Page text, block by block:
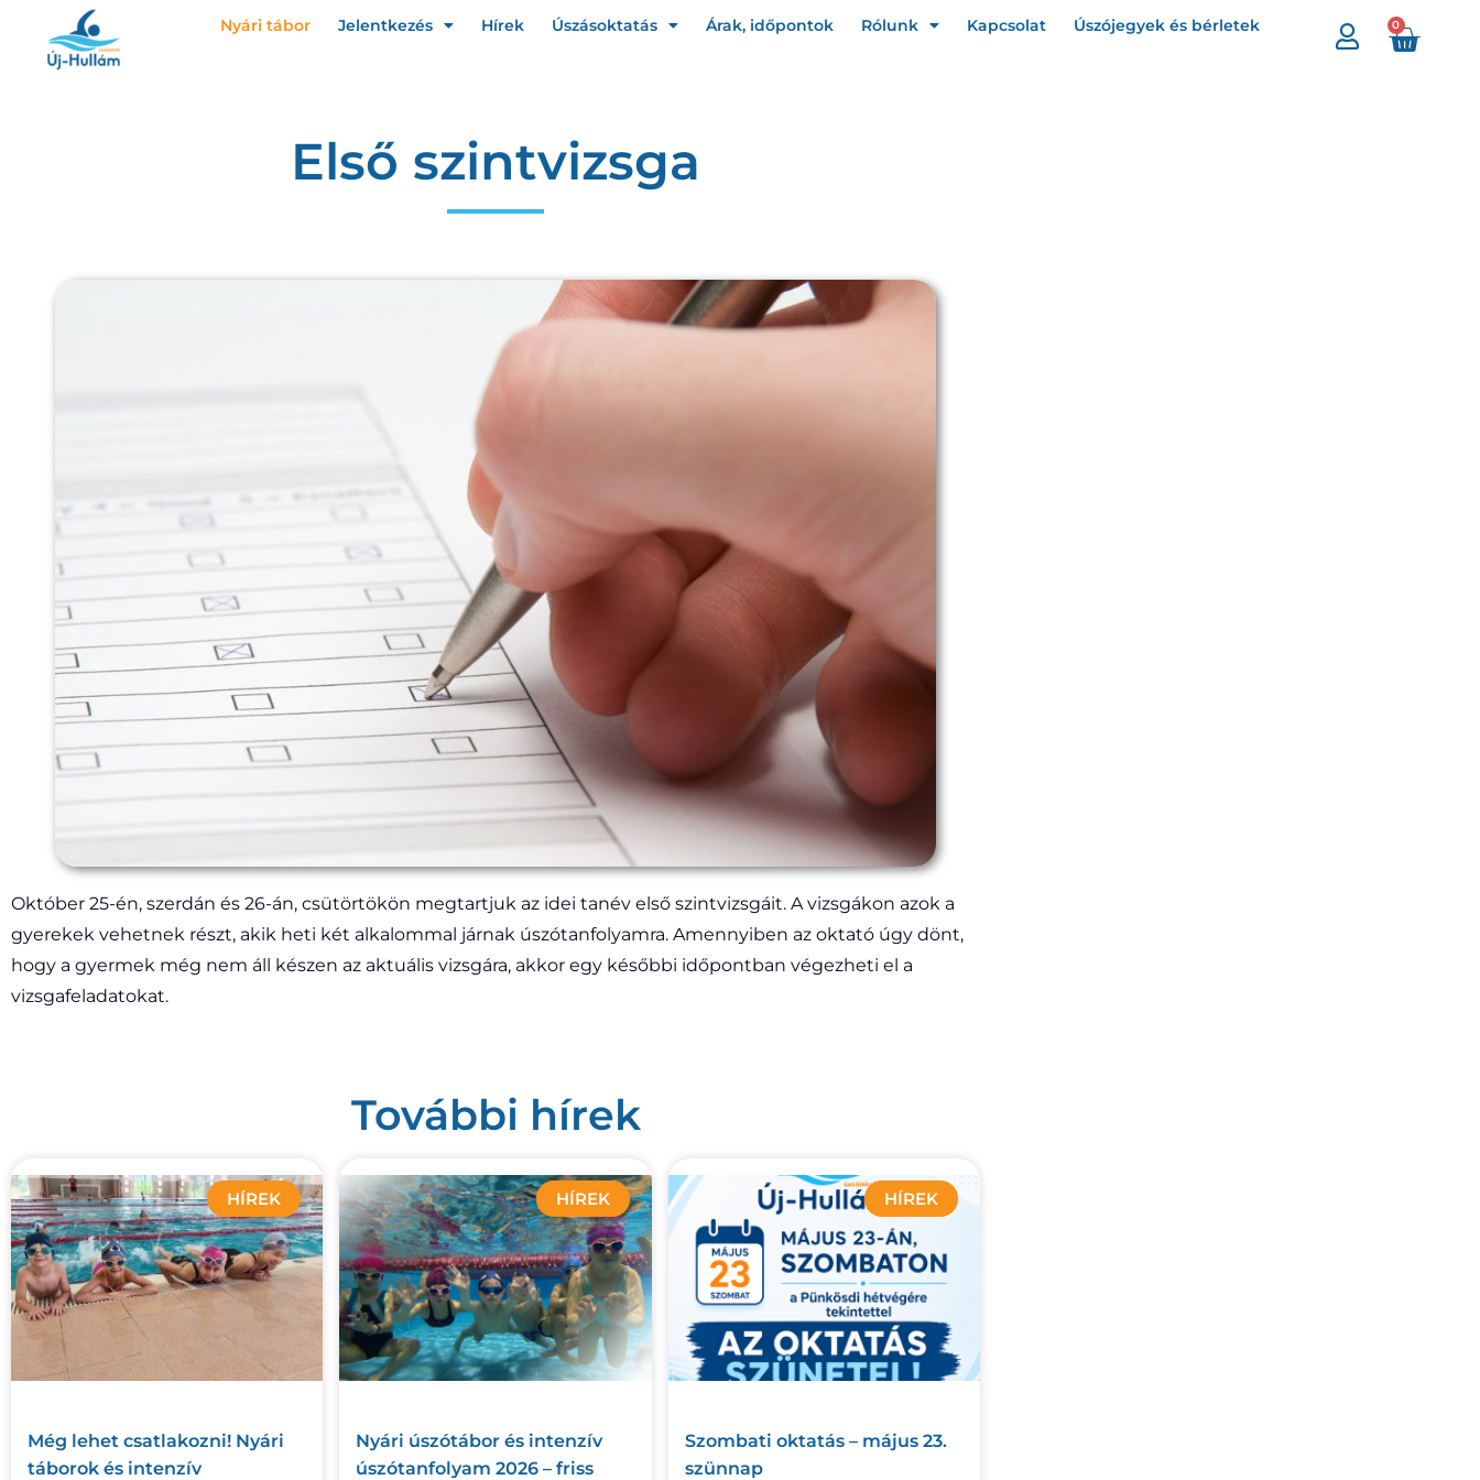
Nyári tábor Jelentkezés Hírek Úszásoktatás Árak, időpontok Rólunk Kapcsolat Úszójegyek és bérletek 0
Első szintvizsga
Október 25-én, szerdán és 26-án, csütörtökön megtartjuk az idei tanév első szintvizsgáit. A vizsgákon azok a
gyerekek vehetnek részt, akik heti két alkalommal járnak úszótanfolyamra. Amennyiben az oktató úgy dönt,
hogy a gyermek még nem áll készen az aktuális vizsgára, akkor egy későbbi időpontban végezheti el a
vizsgafeladatokat.
További hírek
HÍREK
Még lehet csatlakozni! Nyári
táborok és intenzív
HÍREK
Nyári úszótábor és intenzív
úszótanfolyam 2026 – friss
HÍREK
Szombati oktatás – május 23.
szünnap